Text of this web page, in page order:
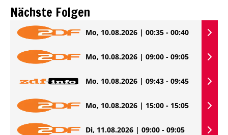
Nächste Folgen
Mo, 10.08.2026 | 00:35 - 00:40
Mo, 10.08.2026 | 09:00 - 09:05
Mo, 10.08.2026 | 09:43 - 09:45
Mo, 10.08.2026 | 15:00 - 15:05
Di, 11.08.2026 | 09:00 - 09:05